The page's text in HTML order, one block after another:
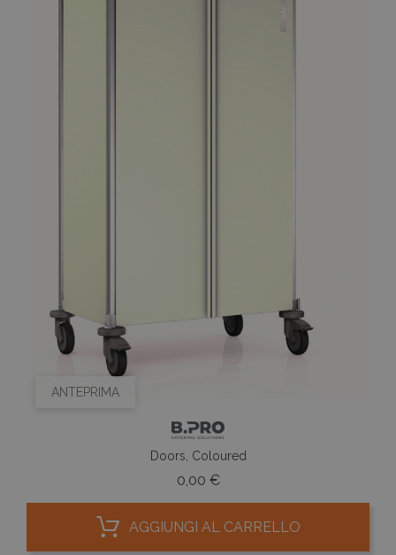
ANTEPRIMA
Doors, Coloured
0,00 €Prezzo
AGGIUNGI AL CARRELLO